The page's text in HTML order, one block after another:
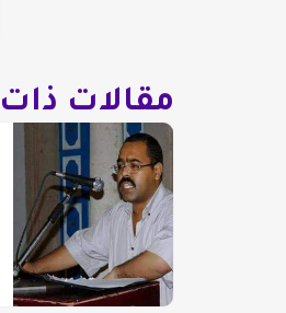
مقالات